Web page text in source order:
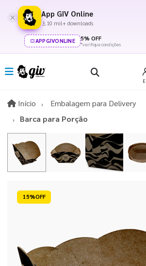
App GIV Online
10 mil+ downloads
APPGIVONLINE 5% OFF
*verifique condições
Início InícioEmbalagem para Delivery
Barca para Porção
15%OFF